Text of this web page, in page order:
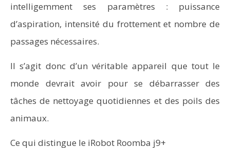
intelligemment ses paramètres : puissance
d’aspiration, intensité du frottement et nombre de
passages nécessaires.
Il s’agit donc d’un véritable appareil que tout le
monde devrait avoir pour se débarrasser des
tâches de nettoyage quotidiennes et des poils des
animaux.
Ce qui distingue le iRobot Roomba j9+